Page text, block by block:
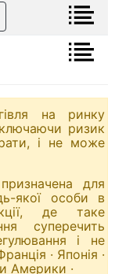
на ринку
ризик
і не може
для
якої особи в
де таке
суперечить
і не
· Японія ·
Америки ·